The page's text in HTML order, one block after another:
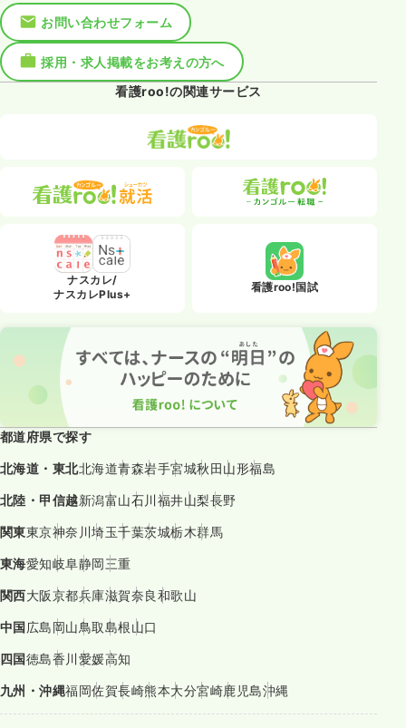
お問い合わせフォーム
採用・求人掲載をお考えの方へ
看護roo!の関連サービス
ナスカレ/
ナスカレPlus+
看護roo!国試
都道府県で探す
北海道・東北北海道青森岩手宮城秋田山形福島
北陸・甲信越新潟富山石川福井山梨長野
関東東京神奈川埼玉千葉茨城栃木群馬
東海愛知岐阜静岡三重
関西大阪京都兵庫滋賀奈良和歌山
中国広島岡山鳥取島根山口
四国徳島香川愛媛高知
九州・沖縄福岡佐賀長崎熊本大分宮崎鹿児島沖縄